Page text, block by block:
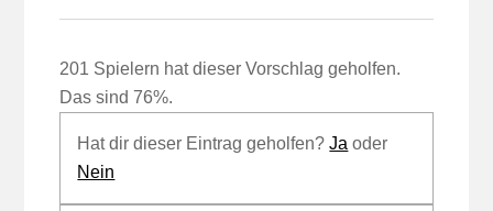
201 Spielern hat dieser Vorschlag geholfen.
Das sind 76%.
Hat dir dieser Eintrag geholfen?Ja oder
Nein